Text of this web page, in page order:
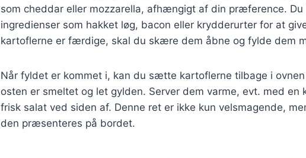
som cheddar eller mozzarella, afhængigt af din præference. Du
ingredienser som hakket løg, bacon eller krydderurter for at
kartoflerne er færdige, skal du skære dem åbne og fylde dem
Når fyldet er kommet i, kan du sætte kartoflerne tilbage i
osten er smeltet og let gylden. Server dem varme, evt. med en
frisk salat ved siden af. Denne ret er ikke kun velsmagende,
den præsenteres på bordet.